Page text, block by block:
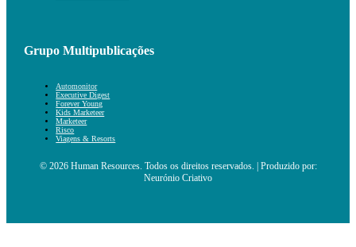
Grupo Multipublicações
Automonitor
Executive Digest
Forever Young
Kids Marketeer
Marketeer
Risco
Viagens & Resorts
© 2026 Human Resources. Todos os direitos reservados. | Produzido por:
Neurónio Criativo